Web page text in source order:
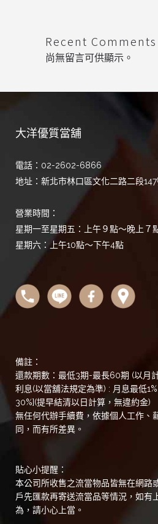
Recent Comments
尚無留言可供顯示。
大洋優質當舖
電話：02-2602-6866
地址：新北市林口區文化二路二段
營業時間：
星期一至星期五：上午９點～晚上７
星期六：上午10點～下午4點
備註：
還款期數：最低3期-最長60期 (以月
利息(以當舖法規定為準) : 月息最低
30%](提早結清以日計算，無違約金)
無任何代辦手續費，依據個人工作、
同，而有所差異。
貼心小提醒：
本公司所收售之流當物品皆無在網路
戶先匯款再寄送流當品等情況，如有
為，請小心上當。